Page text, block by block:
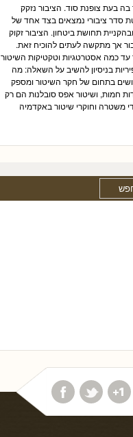
בעת צופנת סוד. הציבור נזקק
סדר ציבורי נמצאים בצד אחד של
תחושת ביטחון. הציבור זקוק
אך מתקשה לעתים להוכיח זאת.
כמה אסטרטגיות וטקטיקות השיטור
בניסיון להשיב על השאלה: מה
בתחום של חקר השיטור ומספק
חמות, ושיטור אפס סובלנות הם רק
משטרה וחוקרי שיטור באקדמיה